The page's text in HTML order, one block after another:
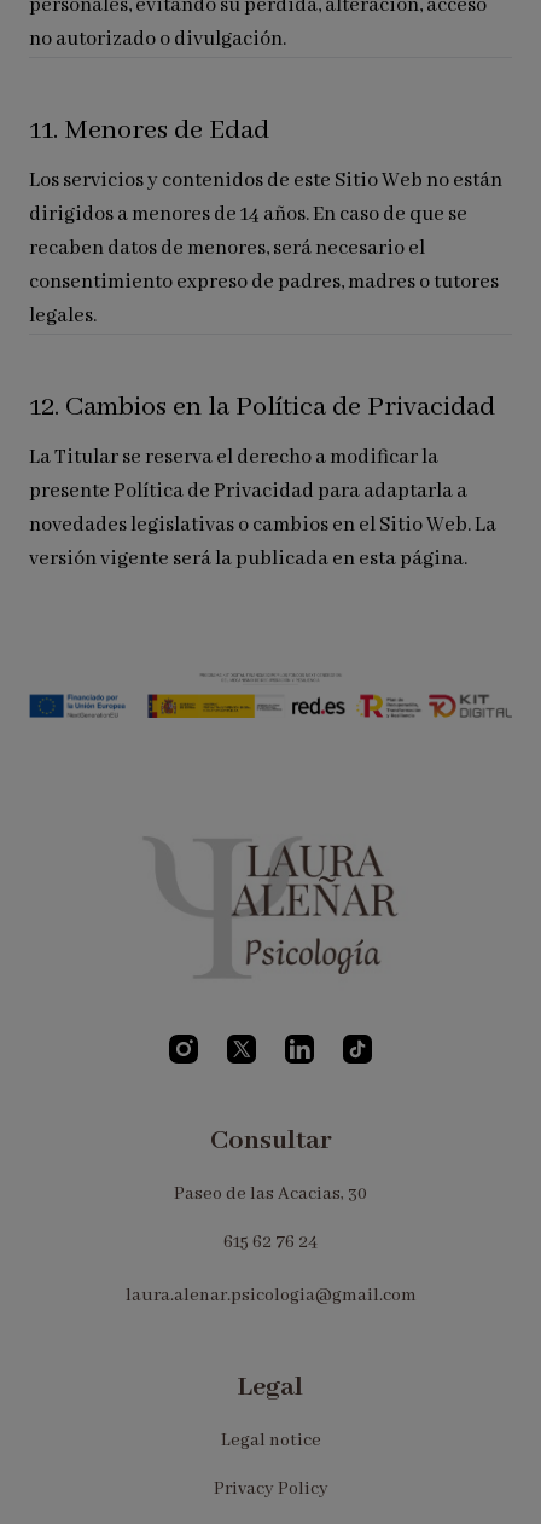
personales, evitando su pérdida, alteración, acceso
no autorizado o divulgación.
11. Menores de Edad
Los servicios y contenidos de este Sitio Web no están
dirigidos a menores de 14 años. En caso de que se
recaben datos de menores, será necesario el
consentimiento expreso de padres, madres o tutores
legales.
12. Cambios en la Política de Privacidad
La Titular se reserva el derecho a modificar la
presente Política de Privacidad para adaptarla a
novedades legislativas o cambios en el Sitio Web. La
versión vigente será la publicada en esta página.
Laura Aleñar Psicología
Consultar
Paseo de las Acacias, 30
615 62 76 24
laura.alenar.psicologia@gmail.com
Legal
Legal notice
Privacy Policy